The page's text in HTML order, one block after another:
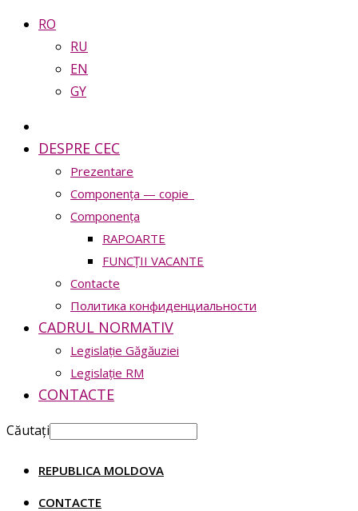
RO
RU
EN
GY
DESPRE CEC
Prezentare
Сomponența — copie_
Сomponența
RAPOARTE
FUNCȚII VACANTE
Contacte
Политика конфиденциальности
CADRUL NORMATIV
Legislație Găgăuziei
Legislație RM
CONTACTE
Căutați
REPUBLICA MOLDOVA
CONTACTE